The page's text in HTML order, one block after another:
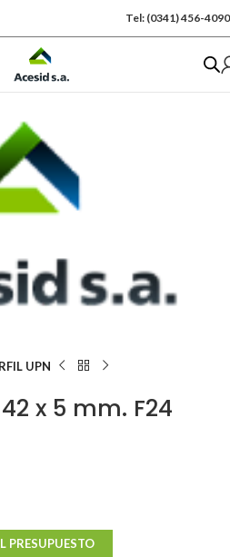
Tel: (0341) 456-4090
UPN
42 x 5 mm. F24
PRESUPUESTO